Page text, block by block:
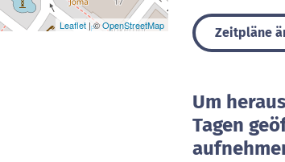
Leaflet | ©OpenStreetMap Zeitpläne
Um
Tagen